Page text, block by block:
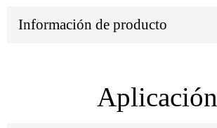
Información de producto
Aplicación